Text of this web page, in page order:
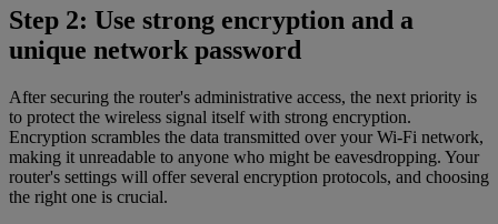
Step 2: Use strong encryption and a
unique network password
After securing the router's administrative access, the next priority is
to protect the wireless signal itself with strong encryption.
Encryption scrambles the data transmitted over your Wi-Fi network,
making it unreadable to anyone who might be eavesdropping. Your
router's settings will offer several encryption protocols, and choosing
the right one is crucial.